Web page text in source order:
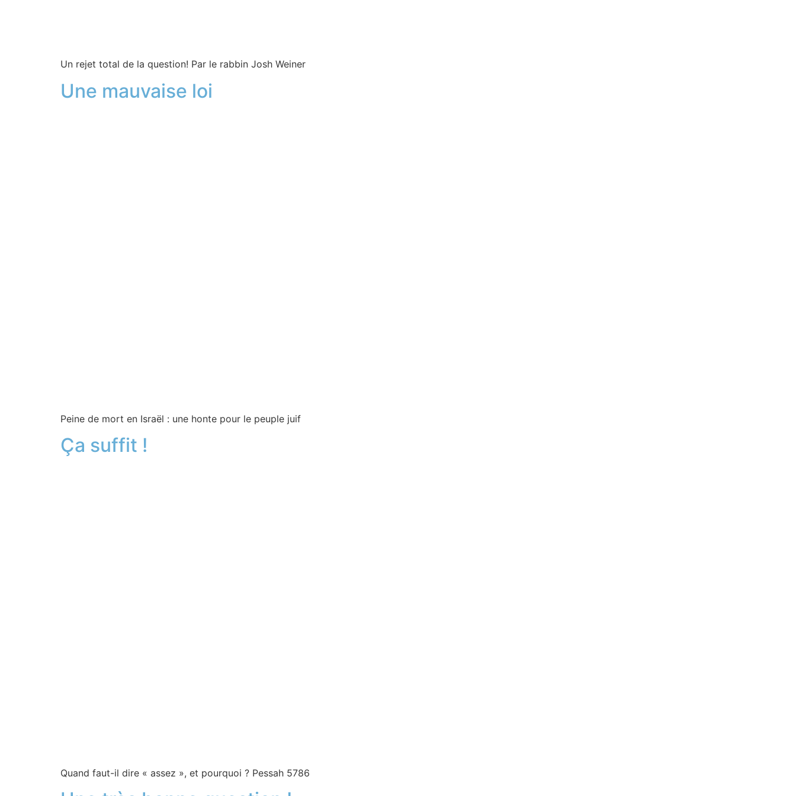
Un rejet total de la question! Par le rabbin Josh Weiner
Une mauvaise loi
Peine de mort en Israël : une honte pour le peuple juif
Ça suffit !
Quand faut-il dire « assez », et pourquoi ? Pessah 5786